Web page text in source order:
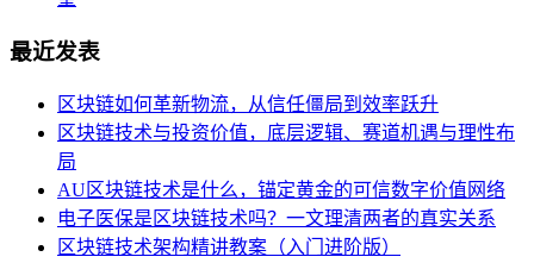
最近发表
区块链如何革新物流，从信任僵局到效率跃升
区块链技术与投资价值，底层逻辑、赛道机遇与理性布
局
AU区块链技术是什么，锚定黄金的可信数字价值网络
电子医保是区块链技术吗？一文理清两者的真实关系
区块链技术架构精讲教案（入门进阶版）